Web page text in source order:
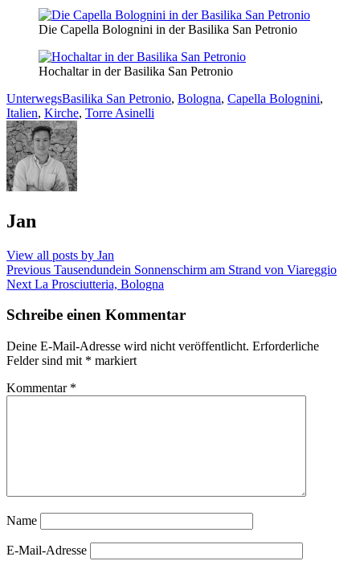
Die Capella Bolognini in der Basilika San Petronio
Hochaltar in der Basilika San Petronio
UnterwegsBasilika San Petronio, Bologna, Capella Bolognini,
Italien, Kirche, Torre Asinelli
Published
Jan
View all posts by Jan
Beitragsnavigation
Previous Previous
post:
Tausendundein Sonnenschirm am Strand von Viareggio
Next Next
La Prosciutteria, Bologna
Schreibe einen Kommentar
Deine E-Mail-Adresse wird nicht veröffentlicht. Erforderliche
Felder sind mit * markiert
Kommentar *
Name
E-Mail-Adresse